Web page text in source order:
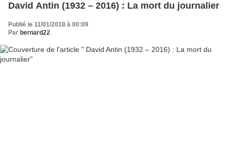
David Antin (1932 – 2016) : La mort du journalier
Publié le 11/01/2018 à 00:09
Par bernard22